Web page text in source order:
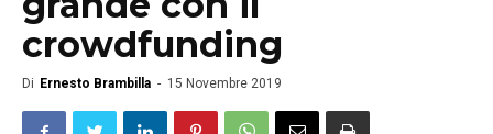
crowdfunding
Di Ernesto Brambilla - 15 Novembre 2019